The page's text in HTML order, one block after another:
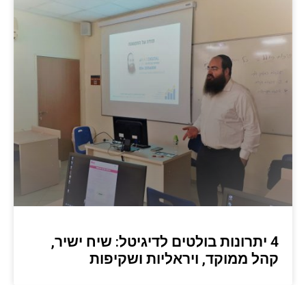
4 יתרונות בולטים לדיגיטל: שיח ישיר,
קהל ממוקד, ויראליות ושקיפות